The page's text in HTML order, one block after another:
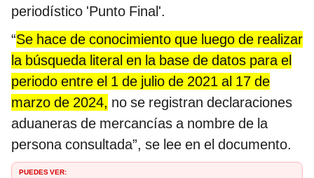
periodístico 'Punto Final'.
“Se hace de conocimiento que luego de realizar
la búsqueda literal en la base de datos para el
periodo entre el 1 de julio de 2021 al 17 de
marzo de 2024, no se registran declaraciones
aduaneras de mercancías a nombre de la
persona consultada”, se lee en el documento.
PUEDES VER: